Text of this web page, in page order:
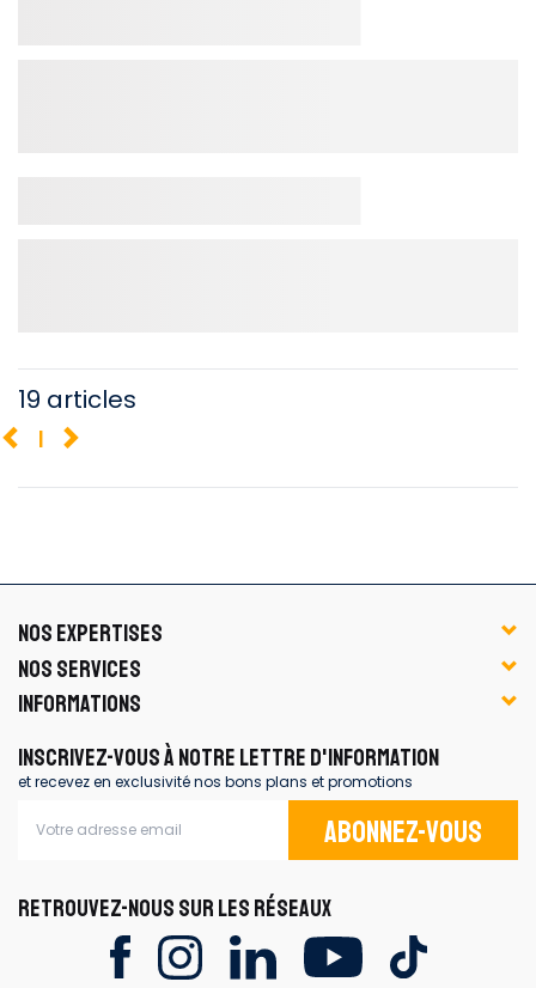
19 articles
1
NOS EXPERTISES
NOS SERVICES
INFORMATIONS
INSCRIVEZ-VOUS À NOTRE LETTRE D'INFORMATION
et recevez en exclusivité nos bons plans et promotions
Abonnez-vous
RETROUVEZ-NOUS SUR LES RÉSEAUX